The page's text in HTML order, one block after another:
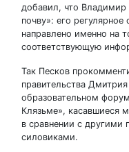
добавил, что Владимир
почву»: его
направлено именно на
соответствующую
Так Песков
правительства
образовательном
Клязьме», касавшиеся
в сравнении с другими
силовиками.